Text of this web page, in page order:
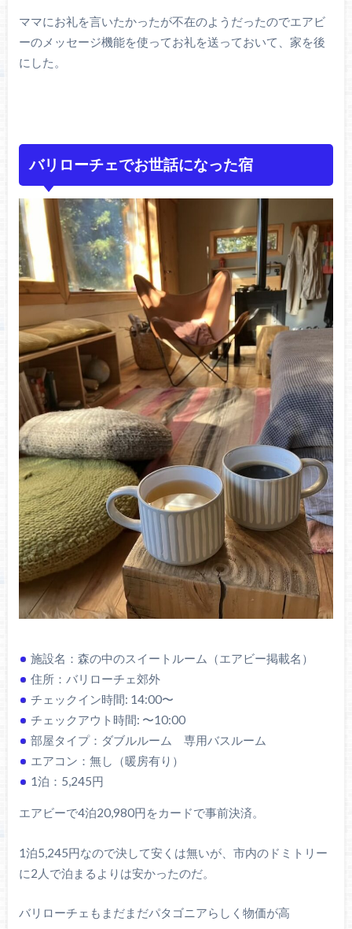
ママにお礼を言いたかったが不在のようだったのでエアビ
ーのメッセージ機能を使ってお礼を送っておいて、家を後
にした。
バリローチェでお世話になった宿
施設名：森の中のスイートルーム（エアビー掲載名）
住所：バリローチェ郊外
チェックイン時間: 14:00〜
チェックアウト時間: 〜10:00
部屋タイプ：ダブルルーム 専用バスルーム
エアコン：無し（暖房有り）
1泊：5,245円
エアビーで4泊20,980円をカードで事前決済。
1泊5,245円なので決して安くは無いが、市内のドミトリー
に2人で泊まるよりは安かったのだ。
バリローチェもまだまだパタゴニアらしく物価が高